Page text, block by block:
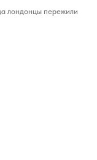
лондонцы пережили